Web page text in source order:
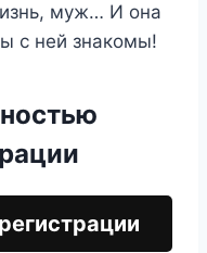
муж… И она
с ней знакомы!